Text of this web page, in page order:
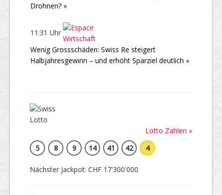
Drohnen? »
11:31 Uhr
Wenig Grossschäden: Swiss Re steigert
Halbjahresgewinn – und erhöht Sparziel deutlich »
Lotto Zahlen »
5
8 9 14 41 42 4
Nächster Jackpot: CHF 17'300'000